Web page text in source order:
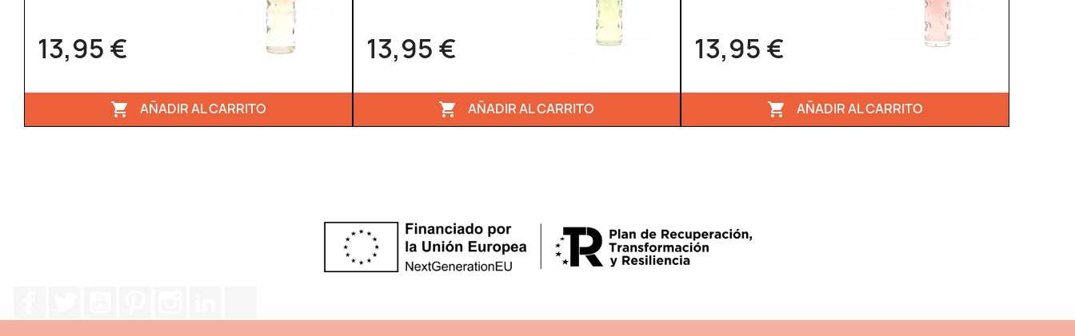
13,95 €
 AÑADIR AL CARRITO
13,95 €
 AÑADIR AL CARRITO
13,95 €
 AÑADIR AL CARRITO